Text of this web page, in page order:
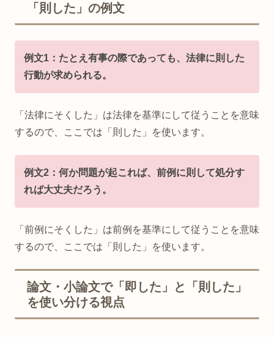
「則した」の例文
例文1：たとえ有事の際であっても、法律に則した
行動が求められる。
「法律にそくした」は法律を基準にして従うことを意味
するので、ここでは「則した」を使います。
例文2：何か問題が起これば、前例に則して処分す
れば大丈夫だろう。
「前例にそくした」は前例を基準にして従うことを意味
するので、ここでは「則した」を使います。
論文・小論文で「即した」と「則した」
を使い分ける視点